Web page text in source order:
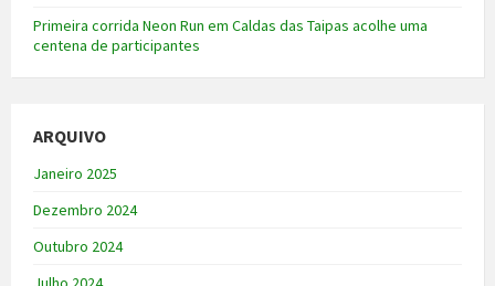
Primeira corrida Neon Run em Caldas das Taipas acolhe uma
centena de participantes
ARQUIVO
Janeiro 2025
Dezembro 2024
Outubro 2024